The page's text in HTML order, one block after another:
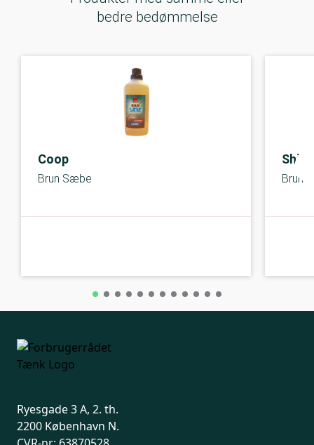
bedre bedømmelse
Coop
Brun Sæbe
Shine
Brun
Ryesgade 3 A, 2. th.
2200 København N.